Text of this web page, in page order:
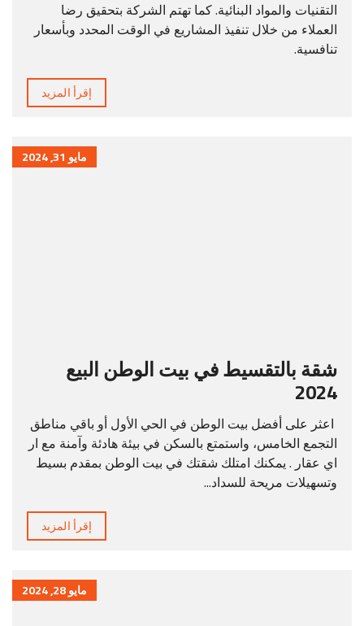
التقنيات والمواد البنائية. كما تهتم الشركة بتحقيق رضا
العملاء من خلال تنفيذ المشاريع في الوقت المحدد وبأسعار
تنافسية.
إقرأ المزيد
مايو 31, 2024
شقة بالتقسيط في بيت الوطن البيع
2024
اعثر على أفضل بيت الوطن في الحي الأول أو باقي مناطق
التجمع الخامس، واستمتع بالسكن في بيئة هادئة وآمنة مع ار
اي عقار . يمكنك امتلك شقتك في بيت الوطن بمقدم بسيط
وتسهيلات مريحة للسداد...
إقرأ المزيد
مايو 28, 2024